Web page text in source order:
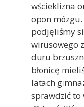
wścieklizna
opon
podjęliśmy
wirusowego
duru
błonicę
latach
sprawdzić to